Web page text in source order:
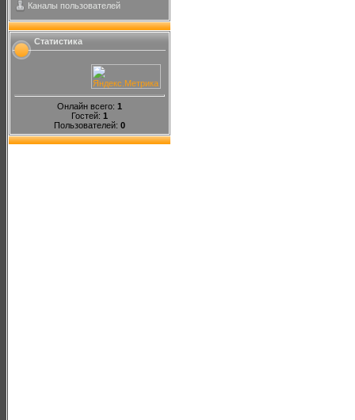
Каналы пользователей
Статистика
Онлайн всего: 1
Гостей: 1
Пользователей: 0